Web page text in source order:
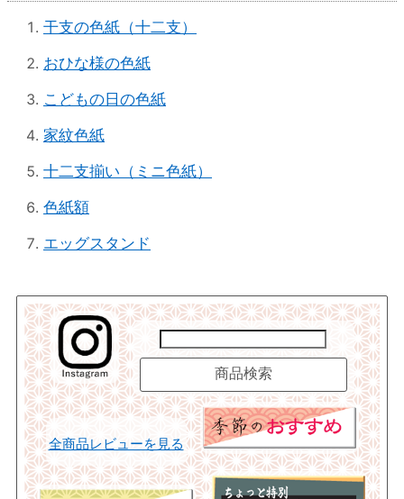
干支の色紙（十二支）
おひな様の色紙
こどもの日の色紙
家紋色紙
十二支揃い（ミニ色紙）
色紙額
エッグスタンド
全商品レビューを見る